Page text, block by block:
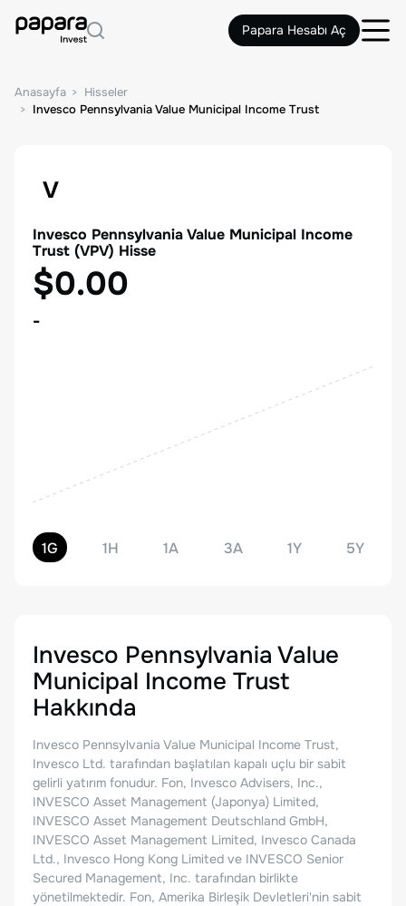
Papara Hesabı Aç
Anasayfa
Hisseler
Invesco Pennsylvania Value Municipal Income Trust
V
Invesco Pennsylvania Value Municipal Income
Trust (VPV) Hisse
$0.00
-
1G 1H 1A 3A 1Y 5Y
Invesco Pennsylvania Value
Municipal Income Trust
Hakkında
Invesco Pennsylvania Value Municipal Income Trust,
Invesco Ltd. tarafından başlatılan kapalı uçlu bir sabit
gelirli yatırım fonudur. Fon, Invesco Advisers, Inc.,
INVESCO Asset Management (Japonya) Limited,
INVESCO Asset Management Deutschland GmbH,
INVESCO Asset Management Limited, Invesco Canada
Ltd., Invesco Hong Kong Limited ve INVESCO Senior
Secured Management, Inc. tarafından birlikte
yönetilmektedir. Fon, Amerika Birleşik Devletleri'nin sabit